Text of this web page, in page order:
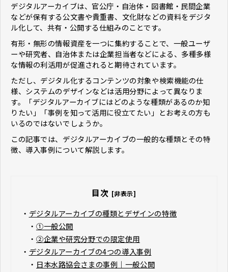
デジタルアーカイブは、官公庁・自治体・図書館・民間企業
などが保有する公文書や貴重書、文化財などの資料をデジタ
ル化して、共有・公開する仕組みのことです。
有形・無形の情報資産を一つに集約することで、一般ユーザ
ーや研究者、自治体または企業担当者などによる、多種多様
な情報の利活用が促進されると期待されています。
ただし、デジタル化するコンテンツの対象や検索機能の仕
様、システムのデザインなどは活用分野によって異なりま
す。「デジタルアーカイブにはどのような種類があるのか知
りたい」「事例を知って活用に役立てたい」とお考えの方も
いるのではないでしょうか。
この記事では、デジタルアーカイブの一般的な種類とその特
徴、導入事例について解説します。
目次 [非表示]
・ デジタルアーカイブの種類とデザインの特徴
・ ①一般公開
・ ②企業や研究分野での限定使用
・ デジタルアーカイブの4つの導入事例
・ 日本水路協会さまの事例｜一般公開